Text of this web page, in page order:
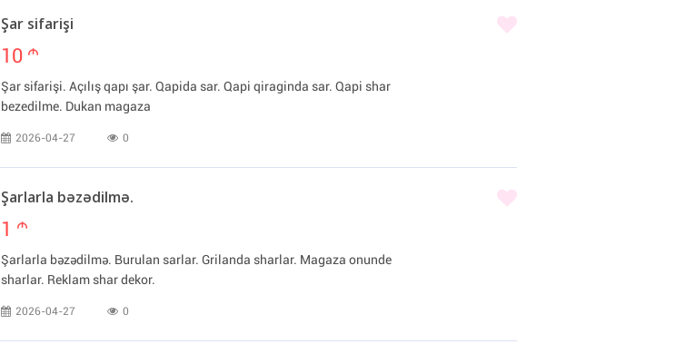
Şar sifarişi
10 m
Şar sifarişi. Açılış qapı şar. Qapida sar. Qapi qiraginda sar. Qapi shar
bezedilme. Dukan magaza
2026-04-27 0
Şarlarla bəzədilmə.
1 m
Şarlarla bəzədilmə. Burulan sarlar. Grilanda sharlar. Magaza onunde
sharlar. Reklam shar dekor.
2026-04-27 0